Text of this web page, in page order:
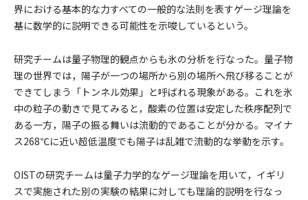
界における基本的な力すべての一般的な法則を表すゲージ理論を
基に数学的に説明できる可能性を示唆しているという。
研究チームは量子物理的観点からも氷の分析を行なった。量子物
理の世界では，陽子が一つの場所から別の場所へ飛び移ることが
できてしまう「トンネル効果」と呼ばれる現象がある。これを氷
中の粒子の動きで見てみると，酸素の位置は安定した秩序配列で
ある一方，陽子の振る舞いは流動的であることが分かる。マイナ
ス268℃に近い超低温度でも陽子は乱雑で流動的な挙動を示す。
OISTの研究チームは量子力学的なゲージ理論を用いて，イギリ
スで実施された別の実験の結果に対しても理論的説明を行なっ